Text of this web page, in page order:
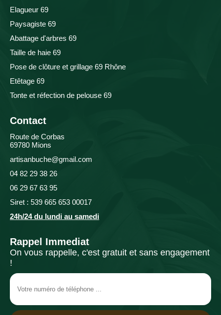
Elagueur 69
Paysagiste 69
Abattage d'arbres 69
Taille de haie 69
Pose de clôture et grillage 69 Rhône
Etêtage 69
Tonte et réfection de pelouse 69
Contact
Route de Corbas
69780 Mions
artisanbuche@gmail.com
04 82 29 38 26
06 29 67 63 95
Siret : 539 665 653 00017
24h/24 du lundi au samedi
Rappel Immediat
On vous rappelle, c'est gratuit et sans engagement
!